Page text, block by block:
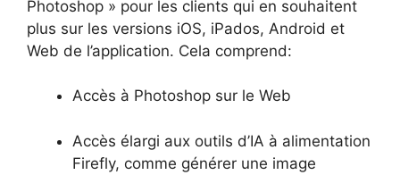
Photoshop » pour les clients qui en souhaitent
plus sur les versions iOS, iPados, Android et
Web de l’application. Cela comprend:
Accès à Photoshop sur le Web
Accès élargi aux outils d’IA à alimentation
Firefly, comme générer une image